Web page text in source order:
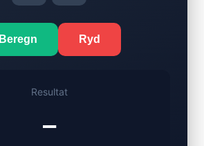
Beregn Ryd
Resultat
–